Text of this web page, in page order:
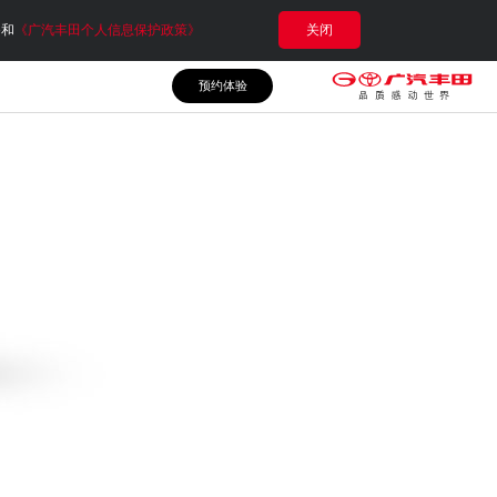
《广汽丰田个人信息保护政策》 关闭
预约体验